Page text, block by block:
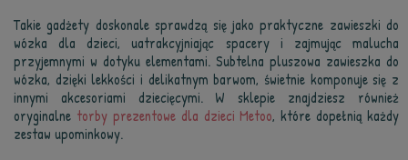
Takie gadżety doskonale sprawdzą się jako praktyczne zawieszki do
wózka dla dzieci, uatrakcyjniając spacery i zajmując malucha
przyjemnymi w dotyku elementami. Subtelna pluszowa zawieszka do
wózka, dzięki lekkości i delikatnym barwom, świetnie komponuje się z
innymi akcesoriami dziecięcymi. W sklepie znajdziesz również
oryginalne torby prezentowe dla dzieci Metoo, które dopełnią każdy
zestaw upominkowy.